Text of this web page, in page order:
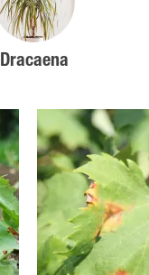
Dracaena